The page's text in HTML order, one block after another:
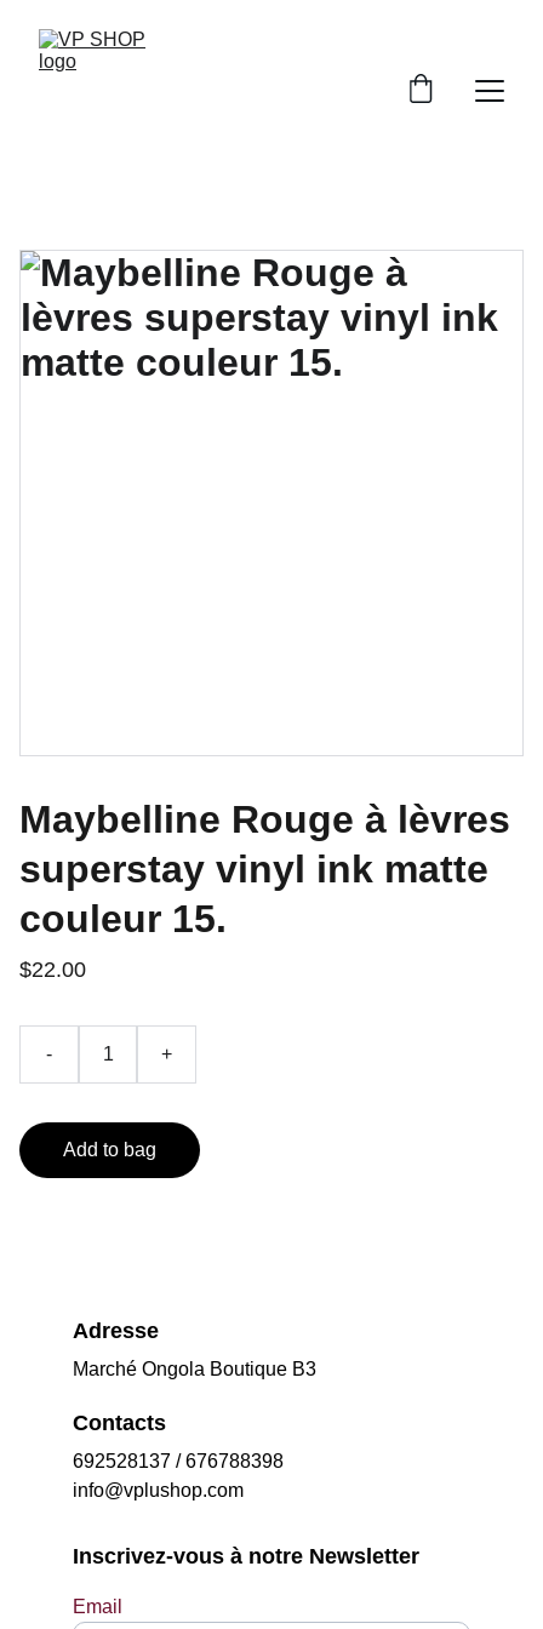
Maybelline Rouge à lèvres
superstay vinyl ink matte
couleur 15.
$22.00
- +
Add to bag
Adresse
Marché Ongola Boutique B3
Contacts
692528137 / 676788398
info@vplushop.com
Inscrivez-vous à notre Newsletter
Email